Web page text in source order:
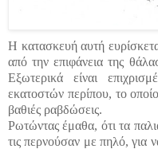
Η κατασκευή αυτή
από την επιφάνεια της
Εξωτερικά είναι
εκατοστών περίπου, το
βαθιές ραβδώσεις.
Ρωτώντας έμαθα, ότι τα
τις περνούσαν με πηλό, για